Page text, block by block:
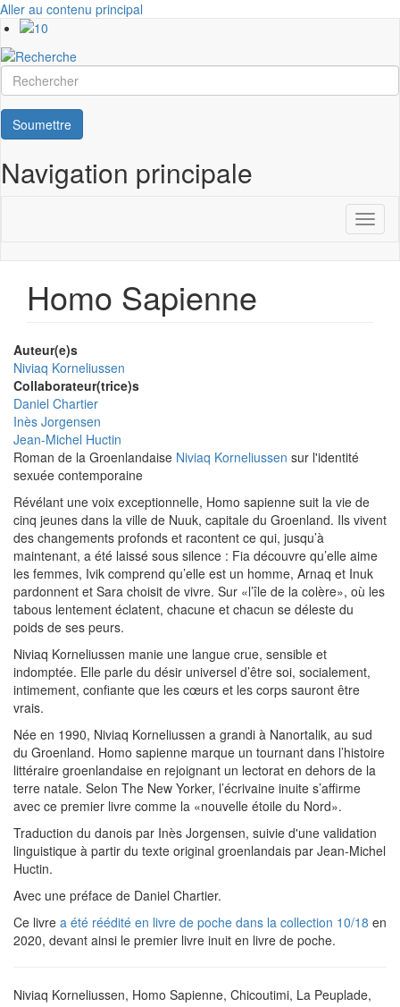
Aller au contenu principal
Rechercher
Soumettre
Navigation principale
Homo Sapienne
Auteur(e)s
Niviaq Korneliussen
Collaborateur(trice)s
Daniel Chartier
Inès Jorgensen
Jean-Michel Huctin
Roman de la Groenlandaise Niviaq Korneliussen sur l'identité
sexuée contemporaine
Révélant une voix exceptionnelle, Homo sapienne suit la vie de
cinq jeunes dans la ville de Nuuk, capitale du Groenland. Ils vivent
des changements profonds et racontent ce qui, jusqu’à
maintenant, a été laissé sous silence : Fia découvre qu’elle aime
les femmes, Ivik comprend qu’elle est un homme, Arnaq et Inuk
pardonnent et Sara choisit de vivre. Sur «l’île de la colère», où les
tabous lentement éclatent, chacune et chacun se déleste du
poids de ses peurs.
Niviaq Korneliussen manie une langue crue, sensible et
indomptée. Elle parle du désir universel d’être soi, socialement,
intimement, confiante que les cœurs et les corps sauront être
vrais.
Née en 1990, Niviaq Korneliussen a grandi à Nanortalik, au sud
du Groenland. Homo sapienne marque un tournant dans l’histoire
littéraire groenlandaise en rejoignant un lectorat en dehors de la
terre natale. Selon The New Yorker, l’écrivaine inuite s’affirme
avec ce premier livre comme la «nouvelle étoile du Nord».
Traduction du danois par Inès Jorgensen, suivie d'une validation
linguistique à partir du texte original groenlandais par Jean-Michel
Huctin.
Avec une préface de Daniel Chartier.
Ce livre a été réédité en livre de poche dans la collection 10/18 en
2020, devant ainsi le premier livre inuit en livre de poche.
Niviaq Korneliussen, Homo Sapienne, Chicoutimi, La Peuplade,